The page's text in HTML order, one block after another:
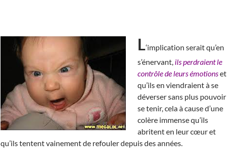
L‘implication serait qu’en
s’énervant, ils perdraient le
contrôle de leurs émotionset
qu’ils en viendraient à se
déverser sans plus pouvoir
se tenir, cela à cause d’une
colère immense qu’ils
abritent en leur cœur et
qu’ils tentent vainement de refouler depuis des années.